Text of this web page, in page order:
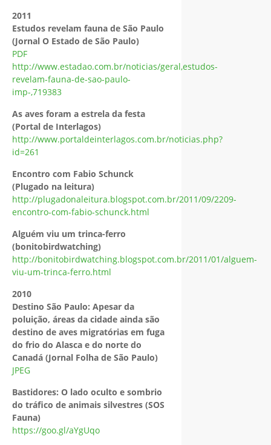
2011
Estudos revelam fauna de São Paulo
(Jornal O Estado de São Paulo)
PDF
http://www.estadao.com.br/noticias/geral,estudos-
revelam-fauna-de-sao-paulo-
imp-,719383
As aves foram a estrela da festa
(Portal de Interlagos)
http://www.portaldeinterlagos.com.br/noticias.php?
id=261
Encontro com Fabio Schunck
(Plugado na leitura)
http://plugadonaleitura.blogspot.com.br/2011/09/2209-
encontro-com-fabio-schunck.html
Alguém viu um trinca-ferro
(bonitobirdwatching)
http://bonitobirdwatching.blogspot.com.br/2011/01/alguem-
viu-um-trinca-ferro.html
2010
Destino São Paulo: Apesar da
poluição, áreas da cidade ainda são
destino de aves migratórias em fuga
do frio do Alasca e do norte do
Canadá (Jornal Folha de São Paulo)
JPEG
Bastidores: O lado oculto e sombrio
do tráfico de animais silvestres (SOS
Fauna)
https://goo.gl/aYgUqo